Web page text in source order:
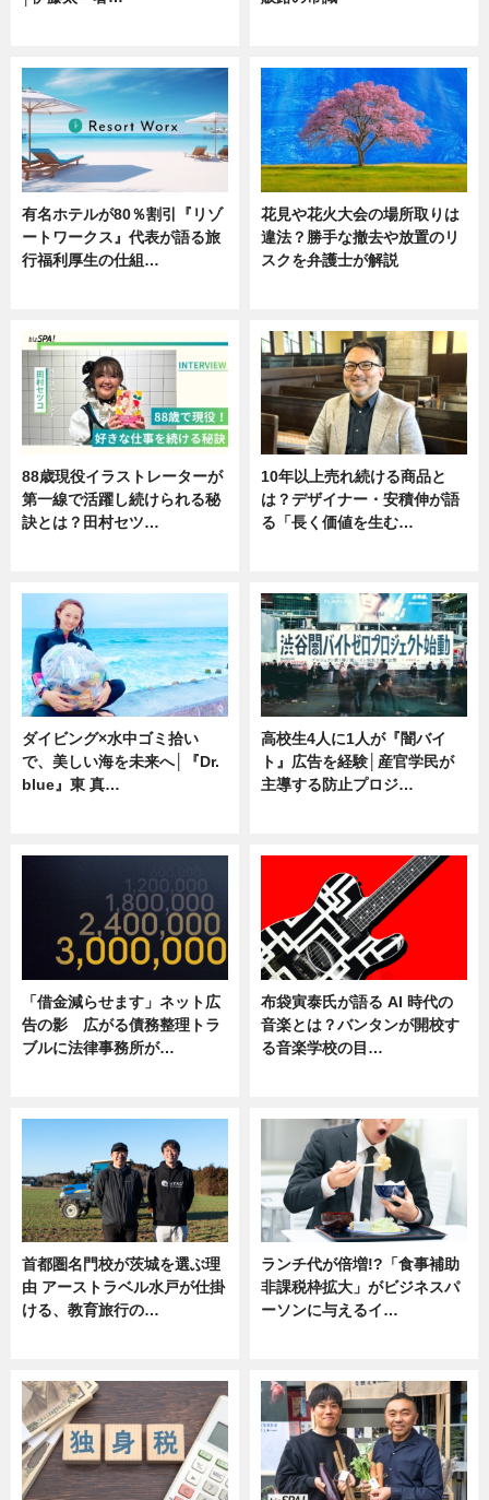
有名ホテルが80％割引『リゾ
ートワークス』代表が語る旅
行福利厚生の仕組…
花見や花火大会の場所取りは
違法？勝手な撤去や放置のリ
スクを弁護士が解説
88歳現役イラストレーターが
第一線で活躍し続けられる秘
訣とは？田村セツ…
10年以上売れ続ける商品と
は？デザイナー・安積伸が語
る「長く価値を生む…
ダイビング×水中ゴミ拾い
で、美しい海を未来へ│『Dr.
blue』東 真…
高校生4人に1人が『闇バイ
ト』広告を経験│産官学民が
主導する防止プロジ…
「借金減らせます」ネット広
告の影 広がる債務整理トラ
ブルに法律事務所が…
布袋寅泰氏が語る AI 時代の
音楽とは？バンタンが開校す
る音楽学校の目…
首都圏名門校が茨城を選ぶ理
由 アーストラベル水戸が仕掛
ける、教育旅行の…
ランチ代が倍増!?「食事補助
非課税枠拡大」がビジネスパ
ーソンに与えるイ…